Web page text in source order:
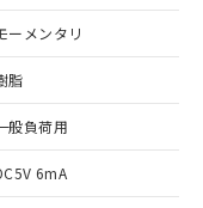
ーメンタリ
脂
般負荷用
6mA